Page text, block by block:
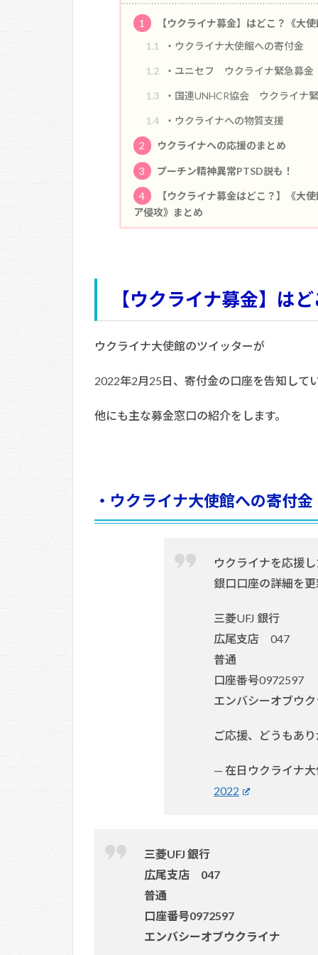
1
【ウクライナ募金】はどこ？《大
1.1
・ウクライナ大使館への寄付金
1.2 ・ユニセフ ウクライナ緊急募金
1.3 ・国連UNHCR協会 ウクライナ
1.4 ・ウクライナへの物質支援
2 ウクライナへの応援のまとめ
3 プーチン精神異常PTSD説も！
4
【ウクライナ募金はどこ？】《大
ア侵攻》まとめ
【ウクライナ募金】は
ウクライナ大使館のツイッターが
2022年2月25日、寄付金の口座を告知して
他にも主な募金窓口の紹介をします。
・ウクライナ大使館への寄付金
ウクライナを応援
銀口口座の詳細を
三菱UFJ 銀行
広尾支店 047
普通
口座番号0972597
エンバシーオブウ
ご応援、どうもあ
— 在日ウクライナ
2022
三菱UFJ 銀行
広尾支店 047
普通
口座番号0972597
エンバシーオブウクライナ